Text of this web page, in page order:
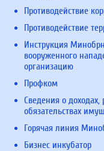
Противодействие
Противодействие
Инструкция
вооруженного
организацию
Профком
Сведения о доходах,
обязательствах
Горячая линия
Бизнес инкубатор